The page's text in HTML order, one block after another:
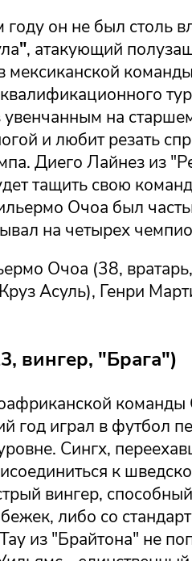
году он не был столь
", атакующий
мексиканской
на
и любит резать
Диего Лайнез из
тащить свою
Очоа был
на четырех
Очоа (38,
Асуль), Генри
вингер, "Брага")
команды
год играл в футбол
Сингх,
к
вингер,
либо со
из "Брайтона" не